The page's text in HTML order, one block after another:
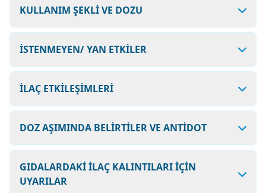
KULLANIM ŞEKLİ VE DOZU
İSTENMEYEN/ YAN ETKİLER
İLAÇ ETKİLEŞİMLERİ
DOZ AŞIMINDA BELİRTİLER VE ANTİDOT
GIDALARDAKİ İLAÇ KALINTILARI İÇİN
UYARILAR